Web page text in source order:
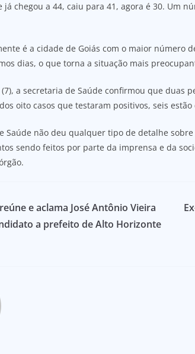
já chegou a 44, caiu para 41, agora é 30. Um
é a cidade de Goiás com o maior número
dias, o que torna a situação mais
a secretaria de Saúde confirmou que duas
oito casos que testaram positivos, seis estão
Saúde não deu qualquer tipo de detalhe
sendo feitos por parte da imprensa e da
e aclama José Antônio Vieira
a prefeito de Alto Horizonte